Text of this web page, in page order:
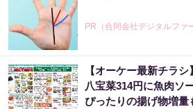
PR（合同会社デジタルファ
【オーケー最新チラ
八宝菜314円に魚肉ソ
ぴったりの揚げ物増量